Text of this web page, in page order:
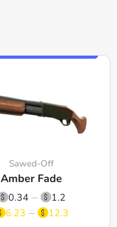
Sawed-Off
Amber Fade
0.34
1.2
6.23
12.3